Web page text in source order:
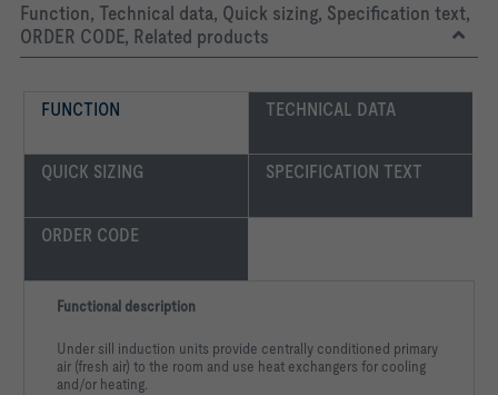
Function, Technical data, Quick sizing, Specification text,
ORDER CODE, Related products
FUNCTION TECHNICAL DATA
QUICK SIZING SPECIFICATION TEXT
ORDER CODE
Functional description
Under sill induction units provide centrally conditioned primary
air (fresh air) to the room and use heat exchangers for cooling
and/or heating.